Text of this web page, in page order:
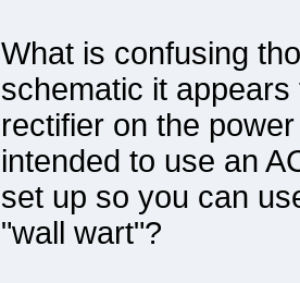
What is confusing
schematic it
rectifier on the
intended to use an
set up so you can
"wall wart"?